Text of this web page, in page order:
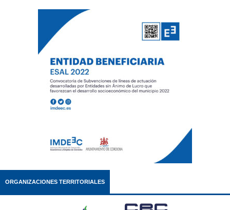
ORGANIZACIONES TERRITORIALES